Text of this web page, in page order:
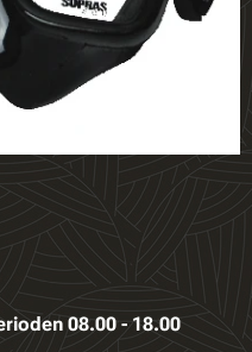
08.00 - 18.00